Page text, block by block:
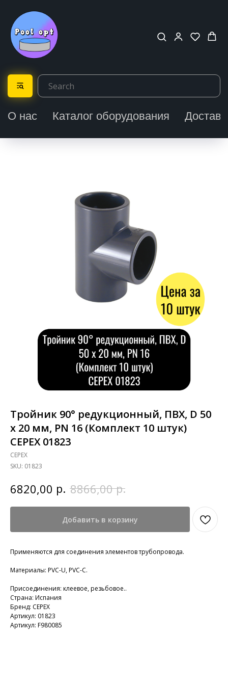
О нас Каталог оборудования
Тройник 90° редукционный, ПВХ, D 50
х 20 мм, PN 16 (Комплект 10 штук)
CEPEX 01823
CEPEX
SKU: 01823
6820,00 р. 8866,00 р.
Добавить в корзину
Применяются для соединения элементов трубопровода.
Материалы: PVC-U, PVC-C.
Присоединения: клеевое, резьбовое..
Страна: Испания
Бренд: CEPEX
Артикул: 01823
Артикул: F980085